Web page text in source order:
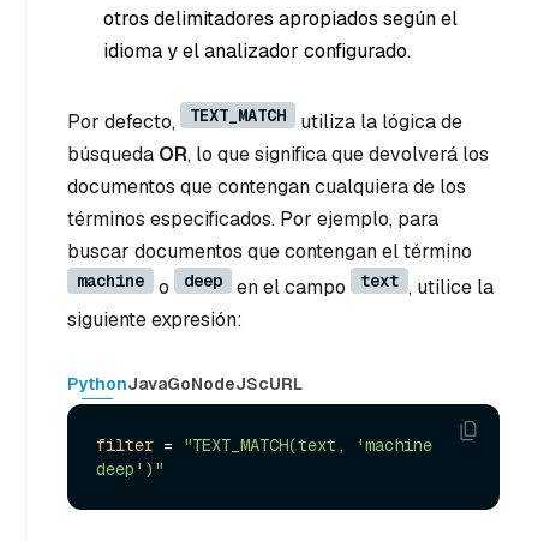
otros delimitadores apropiados según el
idioma y el analizador configurado.
Por defecto, TEXT_MATCH
utiliza la lógica de
búsqueda OR, lo que significa que devolverá los
documentos que contengan cualquiera de los
términos especificados. Por ejemplo, para
buscar documentos que contengan el término
machine o deep en el campo text , utilice la
siguiente expresión:
PythonJavaGoNodeJScURL
filter =
"TEXT_MATCH(text, 'machine
deep')"